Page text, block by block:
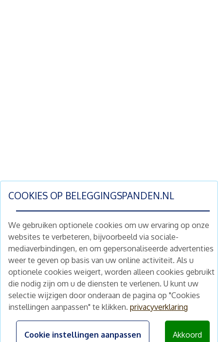
COOKIES OP BELEGGINGSPANDEN.NL
We gebruiken optionele cookies om uw ervaring op onze
websites te verbeteren, bijvoorbeeld via sociale-
mediaverbindingen, en om gepersonaliseerde advertenties
weer te geven op basis van uw online activiteit. Als u
optionele cookies weigert, worden alleen cookies gebruikt
die nodig zijn om u de diensten te verlenen. U kunt uw
selectie wijzigen door onderaan de pagina op "Cookies
instellingen aanpassen" te klikken. privacyverklaring
Cookie instellingen aanpassen Akkoord
Schrijf je nu in en ontvang wekelijks ons
nieuwe aanbod vastgoedbeleggingen.
Nieuwsbrief Abonneren
Home
Te koop
Nieuws
Schimmelstraat 5H
1053 TA Amsterdam
+31 (0) 30 225 31 12